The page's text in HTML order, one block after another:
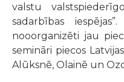
valstu
sadarbības iespējas”.
nooorganizēti jau
semināri piecos
Alūksnē, Olainē un